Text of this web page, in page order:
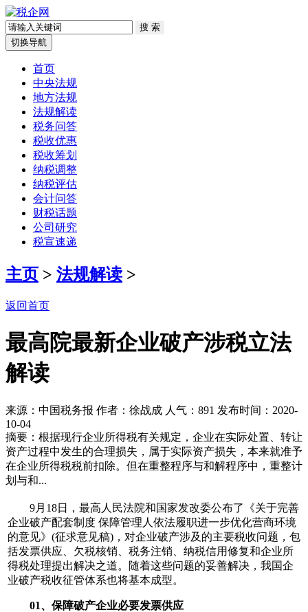
切换导航
首页
中央法规
地方法规
法规解读
税务问答
税收优惠
税收筹划
纳税调整
纳税评估
会计问答
财税话题
公司研究
税宣速递
主页 > 法规解读 >
返回首页
最高院最新企业破产涉税立法
解读
来源：中国税务报 作者：徐战成 人气： 891 发布时间：2020-
10-04
摘要：根据现行企业所得税有关规定，企业在实际处置、转让
资产过程中发生的合理损失，属于实际资产损失，本来就准予
在企业所得税税前扣除。但在重整程序与和解程序中，重整计
划与和...
9月18日，最高人民法院和国家发改委公布了《关于完善
企业破产配套制度 保障管理人依法履职进一步优化营商环境
的意见》(征求意见稿)，对企业破产涉及的主要税收问题，包
括发票供应、欠税核销、税务注销、纳税信用修复和企业所
得税处理提出解决之道。随着这些问题的妥善解决，我国企
业破产税收征管体系也将基本成型。
01、保障破产企业必要发票供应